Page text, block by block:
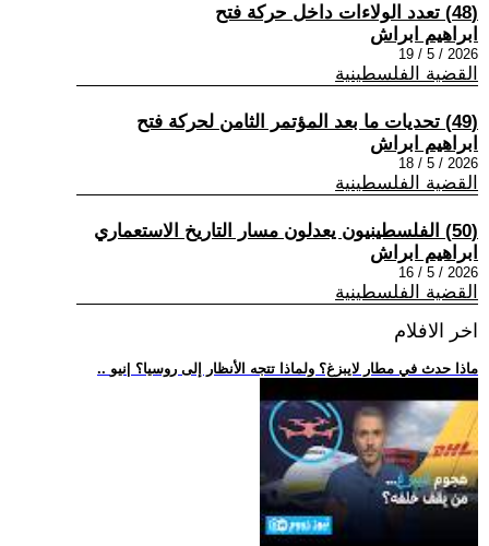
(48) تعدد الولاءات داخل حركة فتح
ابراهيم ابراش
2026 / 5 / 19
القضية الفلسطينية
(49) تحديات ما بعد المؤتمر الثامن لحركة فتح
ابراهيم ابراش
2026 / 5 / 18
القضية الفلسطينية
(50) الفلسطينيون يعدلون مسار التاريخ الاستعماري
ابراهيم ابراش
2026 / 5 / 16
القضية الفلسطينية
اخر الافلام
.. ماذا حدث في مطار لايبزغ؟ ولماذا تتجه الأنظار إلى روسيا؟ |نيو